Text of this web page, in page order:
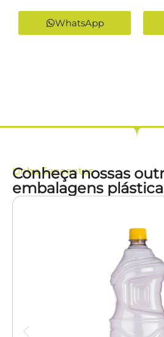
WhatsApp
LinhaSaneantes
Conheça nossas
embalagens